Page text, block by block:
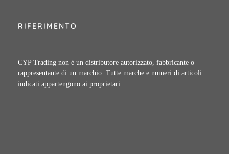
RIFERIMENTO
CYP Trading non é un distributore autorizzato, fabbricante o
rappresentante di un marchio. Tutte marche e numeri di articoli
indicati appartengono ai proprietari.